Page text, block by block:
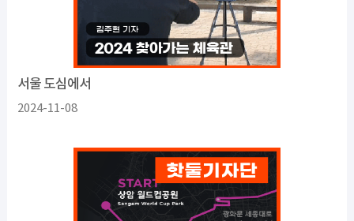
서울 도심에서
2024-11-08